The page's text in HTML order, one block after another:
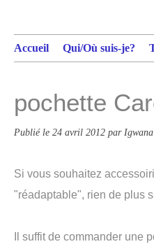
Accueil Qui/Où suis-je?
pochette
Publié le 24 avril 2012 par
Si vous souhaitez
"réadaptable", rien de plus
Il suffit de commander